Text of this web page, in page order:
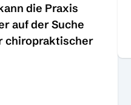
die Praxis
auf der Suche
chiropraktischer